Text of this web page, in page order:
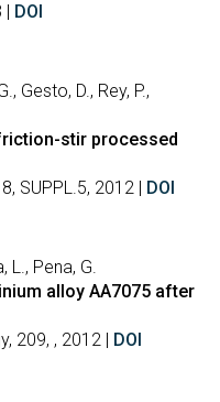
| DOI
Gesto, D., Rey, P.,
stir processed
SUPPL.5, 2012 | DOI
L., Pena, G.
alloy AA7075 after
209, , 2012 | DOI